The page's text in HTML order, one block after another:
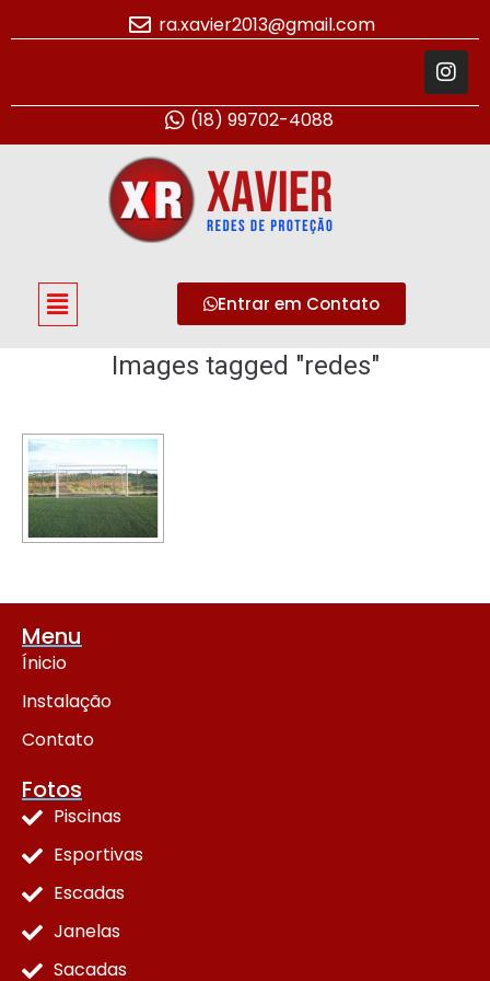
ra.xavier2013@gmail.com
(18) 99702-4088
Entrar em Contato
Images tagged "redes"
Menu
Ínicio
Instalação
Contato
Fotos
Piscinas
Esportivas
Escadas
Janelas
Sacadas